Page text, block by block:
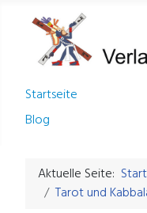
Startseite
Blog
Aktuelle Seite:
Tarot und